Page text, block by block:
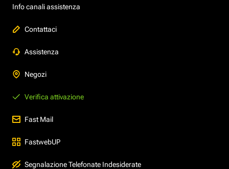
Info canali assistenza
Contattaci
Assistenza
Negozi
Verifica attivazione
Fast Mail
FastwebUP
Segnalazione Telefonate Indesiderate